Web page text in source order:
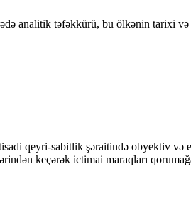
analitik təfəkkürü, bu ölkənin tarixi
qeyri-sabitlik şəraitində obyektiv və
keçərək ictimai maraqları